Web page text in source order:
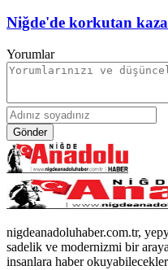
Niğde'de korkutan kaza
Yorumlar
Gönder
nigdeanadoluhaber.com.tr,
sadelik ve modernizmi bir
insanlara haber